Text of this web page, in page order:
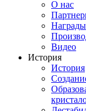
О нас
Награды
Видео
История
История